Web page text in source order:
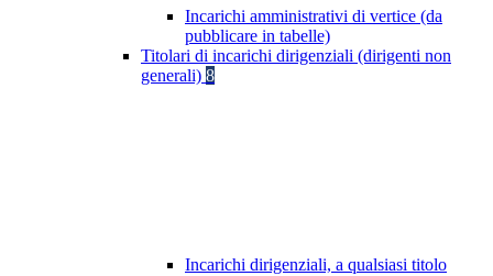
Incarichi amministrativi di vertice (da
pubblicare in tabelle)
Titolari di incarichi dirigenziali (dirigenti non
generali) 8
Incarichi dirigenziali, a qualsiasi titolo